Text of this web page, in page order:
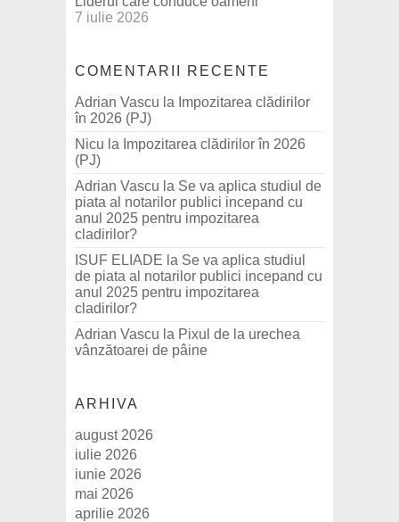
7 iulie 2026
COMENTARII RECENTE
Adrian Vascu la Impozitarea clădirilor
în 2026 (PJ)
Nicu la Impozitarea clădirilor în 2026
(PJ)
Adrian Vascu la Se va aplica studiul de
piata al notarilor publici incepand cu
anul 2025 pentru impozitarea
cladirilor?
ISUF ELIADE la Se va aplica studiul
de piata al notarilor publici incepand cu
anul 2025 pentru impozitarea
cladirilor?
Adrian Vascu la Pixul de la urechea
vânzătoarei de pâine
ARHIVA
august 2026
iulie 2026
iunie 2026
mai 2026
aprilie 2026